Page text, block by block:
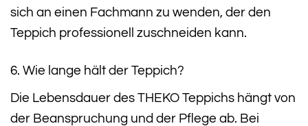
sich an einen Fachmann zu wenden, der den
Teppich professionell zuschneiden kann.
6. Wie lange hält der Teppich?
Die Lebensdauer des THEKO Teppichs hängt von
der Beanspruchung und der Pflege ab. Bei